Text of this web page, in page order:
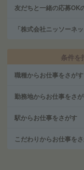
友だちと一緒の応募OK
「株式会社ニッソーネ
条件を
職種からお仕事をさがす
勤務地からお仕事をさ
駅からお仕事をさがす
こだわりからお仕事を